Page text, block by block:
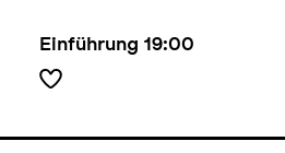
Einführung 19:00